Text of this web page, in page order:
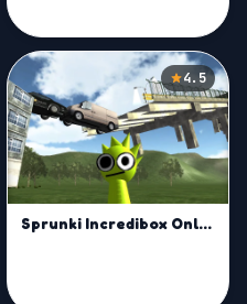
4.5
Sprunki Incredibox Only Up